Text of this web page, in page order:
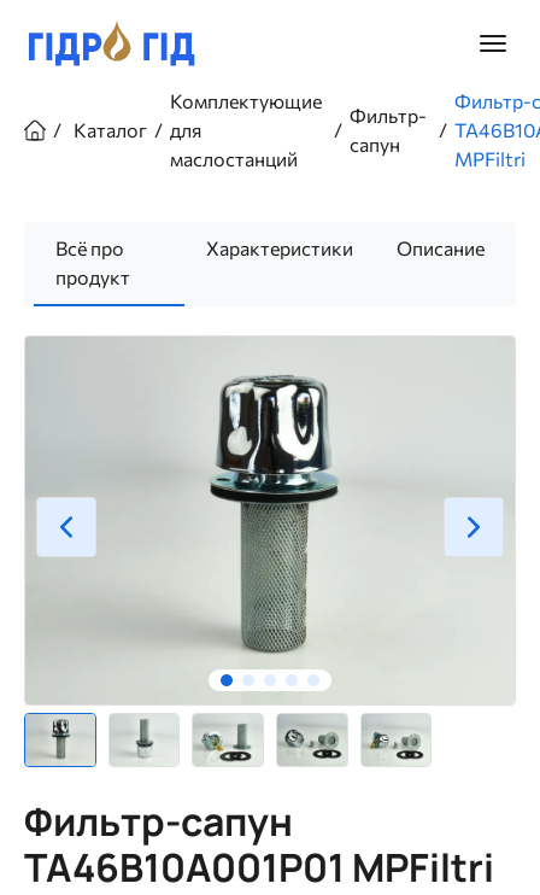
основному
Главное
навигации
Каталог
Комплектующие
для
маслостанций
Фильтр-
сапун
Фильтр-
MPFiltri
Всё про
продукт
Характеристики Описание
Фильтр-сапун
TA46B10A001P01 MPFiltri